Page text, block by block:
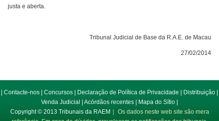
justa e aberta.
Tribunal Judicial de Base da R.A.E. de Macau
27/02/2014
Contacte-nos Concursos Declaração de Política de Privacidade Distribuição
Venda Judicial
Acórdãos recentes Mapa do Sítio
Copyright © 2013 Tribunais da RAEM｜ Os dados neste web site são mera